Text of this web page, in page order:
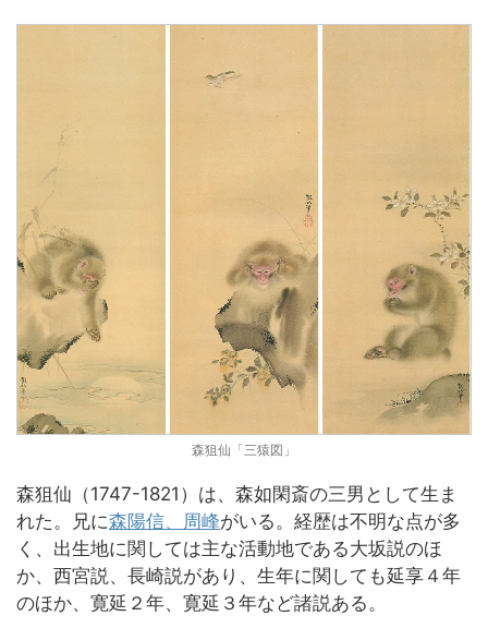
森狙仙「三猿図」
森狙仙（1747-1821）は、森如閑斎の三男として生ま
れた。兄に森陽信、周峰がいる。経歴は不明な点が多
く、出生地に関しては主な活動地である大坂説のほ
か、西宮説、長崎説があり、生年に関しても延享４年
のほか、寛延２年、寛延３年など諸説ある。